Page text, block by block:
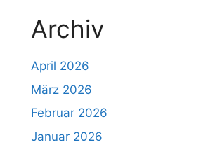
Archiv
April 2026
März 2026
Februar 2026
Januar 2026